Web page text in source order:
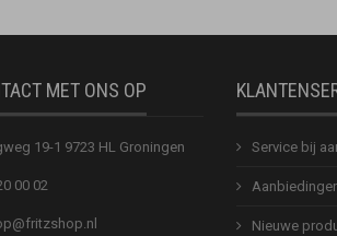
MET ONS OP
19-1 9723 HL Groningen
00 02
Service bij
Nieuwe